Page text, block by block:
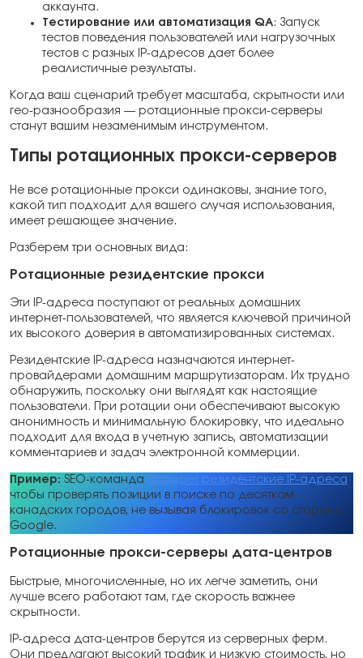
аккаунта.
Тестирование или автоматизация QA: Запуск
тестов поведения пользователей или нагрузочных
тестов с разных IP-адресов дает более
реалистичные результаты.
Когда ваш сценарий требует масштаба, скрытности или
гео-разнообразия — ротационные прокси-серверы
станут вашим незаменимым инструментом.
Типы ротационных прокси-серверов
Не все ротационные прокси одинаковы, знание того,
какой тип подходит для вашего случая использования,
имеет решающее значение.
Разберем три основных вида:
Ротационные резидентские прокси
Эти IP-адреса поступают от реальных домашних
интернет-пользователей, что является ключевой причиной
их высокого доверия в автоматизированных системах.
Резидентские IP-адреса назначаются интернет-
провайдерами домашним маршрутизаторам. Их трудно
обнаружить, поскольку они выглядят как настоящие
пользователи. При ротации они обеспечивают высокую
анонимность и минимальную блокировку, что идеально
подходит для входа в учетную запись, автоматизации
комментариев и задач электронной коммерции.
Пример: SEO-команда
вращает резидентские IP-адреса
чтобы проверять позиции в поиске по десяткам
канадских городов, не вызывая блокировок со стороны
Google.
Ротационные прокси-серверы дата-центров
Быстрые, многочисленные, но их легче заметить, они
лучше всего работают там, где скорость важнее
скрытности.
IP-адреса дата-центров берутся из серверных ферм.
Они предлагают высокий трафик и низкую стоимость, но